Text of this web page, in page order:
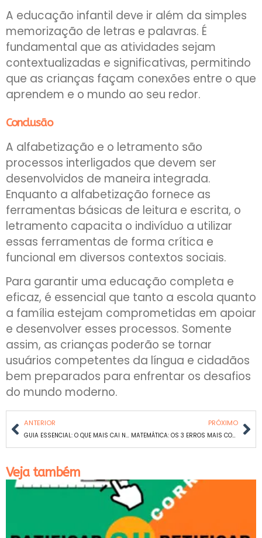
A educação infantil deve ir além da simples
memorização de letras e palavras. É
fundamental que as atividades sejam
contextualizadas e significativas, permitindo
que as crianças façam conexões entre o que
aprendem e o mundo ao seu redor.
Conclusão
A alfabetização e o letramento são
processos interligados que devem ser
desenvolvidos de maneira integrada.
Enquanto a alfabetização fornece as
ferramentas básicas de leitura e escrita, o
letramento capacita o indivíduo a utilizar
essas ferramentas de forma crítica e
funcional em diversos contextos sociais.
Para garantir uma educação completa e
eficaz, é essencial que tanto a escola quanto
a família estejam comprometidas em apoiar
e desenvolver esses processos. Somente
assim, as crianças poderão se tornar
usuários competentes da língua e cidadãos
bem preparados para enfrentar os desafios
do mundo moderno.
ANTERIOR
GUIA ESSENCIAL: O QUE MAIS CAI NO ENEM?
PRÓXIMO
MATEMÁTICA: OS 3 ERROS MAIS COMUNS EM CÁLCULO COM FRAÇÕES
Veja também